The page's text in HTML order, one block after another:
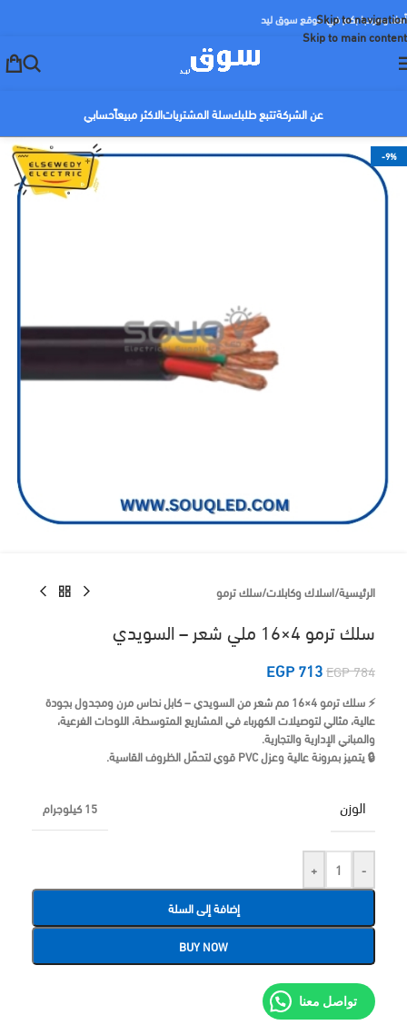
Skip to navigation
Skip to main content
أهلا ومرحبا بكم في موقع سوق ليد
عن الشركةتتبع طلبكسلة المشترياتالاكثر مبيعاًحسابي
-9%
الرئيسية/اسلاك وكابلات/سلك ترمو
سلك ترمو 4×16 ملي شعر – السويدي
EGP784
EGP713
⚡ سلك ترمو 4×16 مم شعر من السويدي – كابل نحاس مرن ومجدول بجودة
عالية، مثالي لتوصيلات الكهرباء في المشاريع المتوسطة، اللوحات الفرعية،
والمباني الإدارية والتجارية.
🔒 يتميز بمرونة عالية وعزل PVC قوي لتحمّل الظروف القاسية.
الوزن 15 كيلوجرام
-
+
إضافة إلى السلة
BUY NOW
تواصل معنا